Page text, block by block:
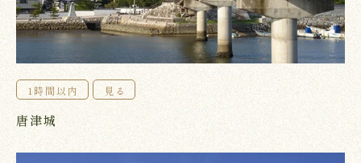
1時間以内 見る
唐津城